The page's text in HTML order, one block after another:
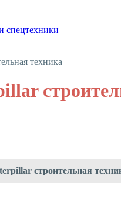
спецтехники
техника
строительная